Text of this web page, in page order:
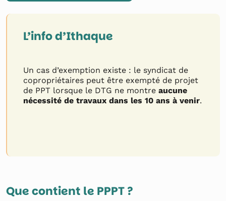
L’info d’Ithaque
Un cas d’exemption existe : le syndicat de
copropriétaires peut être exempté de projet
de PPT lorsque le DTG ne montre aucune
nécessité de travaux dans les 10 ans à venir.
Que contient le PPPT ?